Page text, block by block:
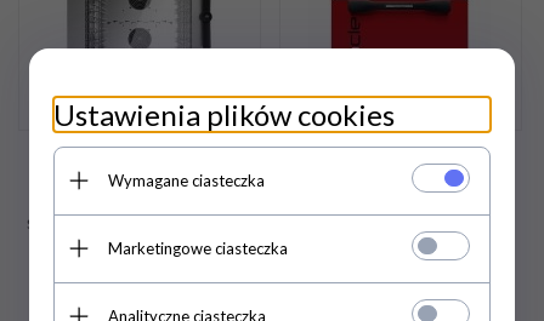
Piec konwekcyjno-parowy
ICET071E | automatyczny
system myjący | 7x GN 1/1
| 7x 600x400 | Alphatech
Piec konwekcyjny
mikrofalowy | hybrydowy
| Lainox Oracle XL
Boosted | 6 kW | 400V |
Ustawienia plików cookies
Wymagane ciasteczka
Marketingowe ciasteczka
Analityczne ciasteczka